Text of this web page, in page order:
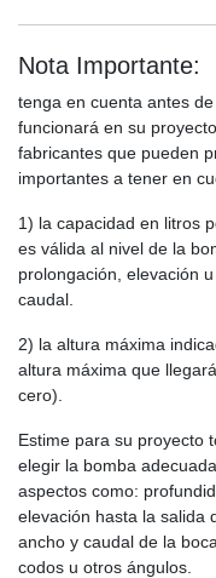
Nota Importante:
tenga en cuenta antes
funcionará en su
fabricantes que pueden
importantes a tener en
1) la capacidad en litros
es válida al nivel de la
prolongación, elevación
caudal.
2) la altura máxima
altura máxima que
cero).
Estime para su proyecto
elegir la bomba
aspectos como:
elevación hasta la salida
ancho y caudal de la
codos u otros ángulos.